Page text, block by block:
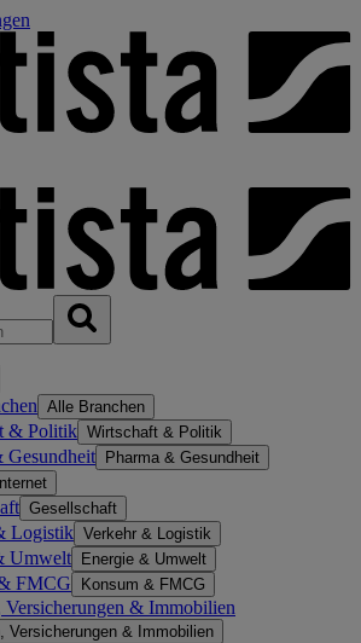
Alle Branchen
& Politik Wirtschaft & Politik
Gesundheit Pharma & Gesundheit
Internet
Gesellschaft
Logistik Verkehr & Logistik
Umwelt Energie & Umwelt
FMCG Konsum & FMCG
Versicherungen & Immobilien
Versicherungen & Immobilien